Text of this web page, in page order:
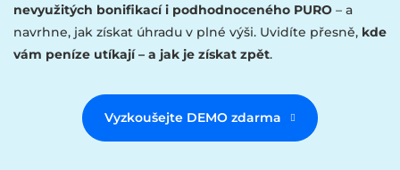
nevyužitých bonifikací i podhodnoceného PURO – a
navrhne, jak získat úhradu v plné výši. Uvidíte přesně, kde
vám peníze utíkají – a jak je získat zpět.
Vyzkoušejte DEMO zdarma